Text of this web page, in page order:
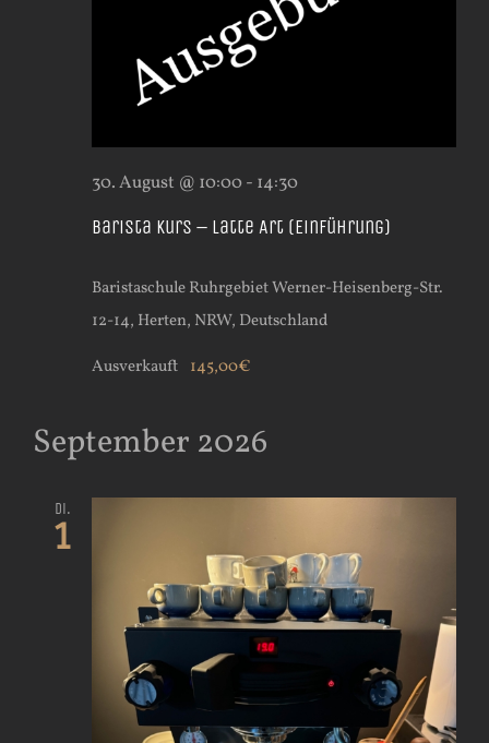
Barista Kurs – Latte Art (Einführung)
30. August @ 10:00- 14:30
Baristaschule RuhrgebietWerner-Heisenberg-Str.
12-14, Herten, NRW, Deutschland
Ausverkauft 145,00€
September 2026
Di.
1